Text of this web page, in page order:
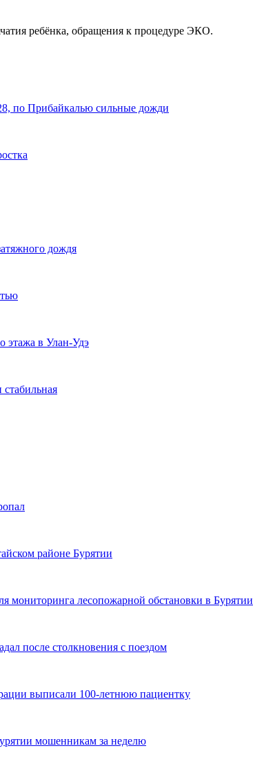
ребёнка, обращения к процедуре ЭКО.
по Прибайкалью сильные дожди
дождя
этажа в Улан-Удэ
районе Бурятии
мониторинга лесопожарной обстановки в Бурятии
после столкновения с поездом
выписали 100-летнюю пациентку
мошенникам за неделю